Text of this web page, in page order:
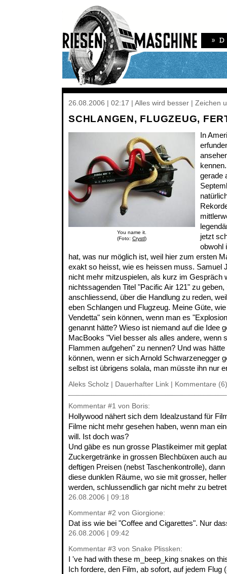
26.08.2006 | 02:17 | Alles wird besser | Zeichen
SCHLANGEN, FLUGZEUG,
You name it.
(Foto: Crystl)
In
gerade
jetzt
obwohl
hat, was nur möglich ist, weil hier zum ersten
exakt so heisst, wie es heissen muss. Samuel
nicht mehr mitzuspielen, als kurz im Gespräch
nichtssagenden Titel "Pacific Air 121" zu
anschliessend, über die Handlung zu reden,
eben Schlangen und Flugzeug. Meine Güte,
Vendetta" sein können, wenn man es
genannt hätte? Wieso ist niemand auf die Idee
MacBooks "Viel besser als alles andere, wenn
Flammen aufgehen" zu nennen? Und was
können, wenn er sich Arnold Schwarzenegger
selbst ist übrigens solala, man müsste ihn nur
Aleks Scholz | Dauerhafter Link Kommentare (6)
Kommentar #1 von Boris:
Hollywood nähert sich dem Idealzustand für
Filme nicht mehr gesehen haben, wenn man
will. Ist doch was?
Und gäbe es nun grosse Plastikeimer mit
Zuckergetränke in grossen Blechbüxen auch
deftigen Preisen (nebst Taschenkontrolle),
diese dunklen Räume, wo sie mit grosser,
werden, schlussendlich gar nicht mehr zu
26.08.2006 | 09:18
Kommentar #2 von Giorgione:
Dat iss wie bei "Coffee and Cigarettes". Nur
26.08.2006 | 09:42
Kommentar #3 von Snake Plissken:
I 've had with these m_beep_king snakes on
Ich fordere, den Film, ab sofort, auf jedem Flug